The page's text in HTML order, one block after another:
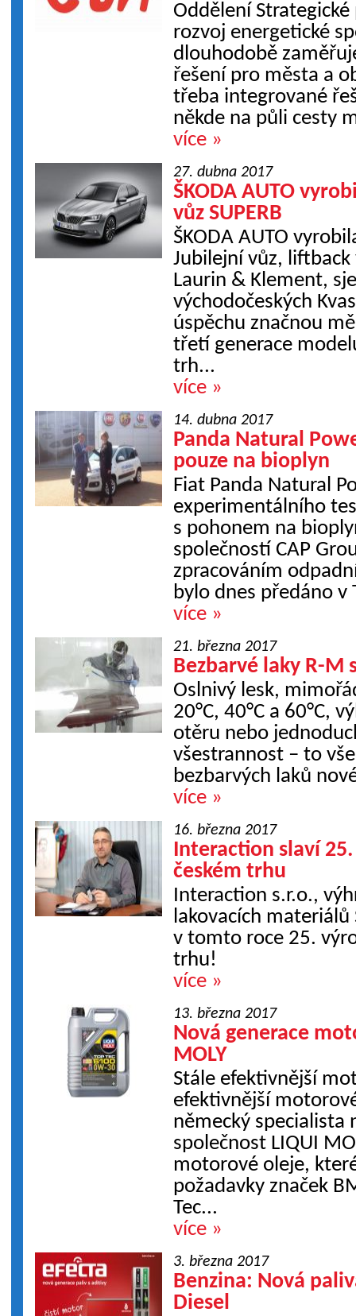
Oddělení
rozvoj energetické
dlouhodobě
řešení pro města a
třeba integrované
někde na půli cesty
více »
27. dubna 2017
ŠKODA AUTO
vůz SUPERB
ŠKODA AUTO
Jubilejní vůz,
Laurin & Klement,
východočeských
úspěchu značnou
třetí generace
trh...
více »
14. dubna 2017
Panda Natural
pouze na bioplyn
Fiat Panda Natural
experimentálního
s pohonem na
společností CAP
zpracováním
bylo dnes předáno v
více »
21. března 2017
Bezbarvé laky R-M
Oslnivý lesk,
20°C, 40°C a 60°C,
otěru nebo
všestrannost – to
bezbarvých laků
více »
16. března 2017
Interaction slaví
českém trhu
Interaction s.r.o.,
lakovacích materiálů
v tomto roce 25.
trhu!
více »
13. března 2017
Nová generace
MOLY
Stále efektivnější
efektivnější
německý specialista
společnost LIQUI
motorové oleje,
požadavky značek
Tec...
více »
3. března 2017
Benzina: Nová
Diesel